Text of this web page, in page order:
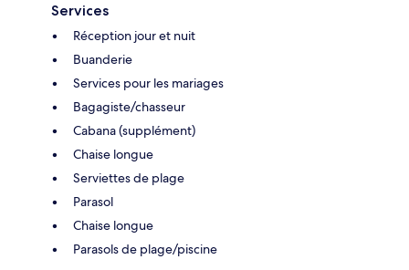
Services
Réception jour et nuit
Buanderie
Services pour les mariages
Bagagiste/chasseur
Cabana (supplément)
Chaise longue
Serviettes de plage
Parasol
Chaise longue
Parasols de plage/piscine